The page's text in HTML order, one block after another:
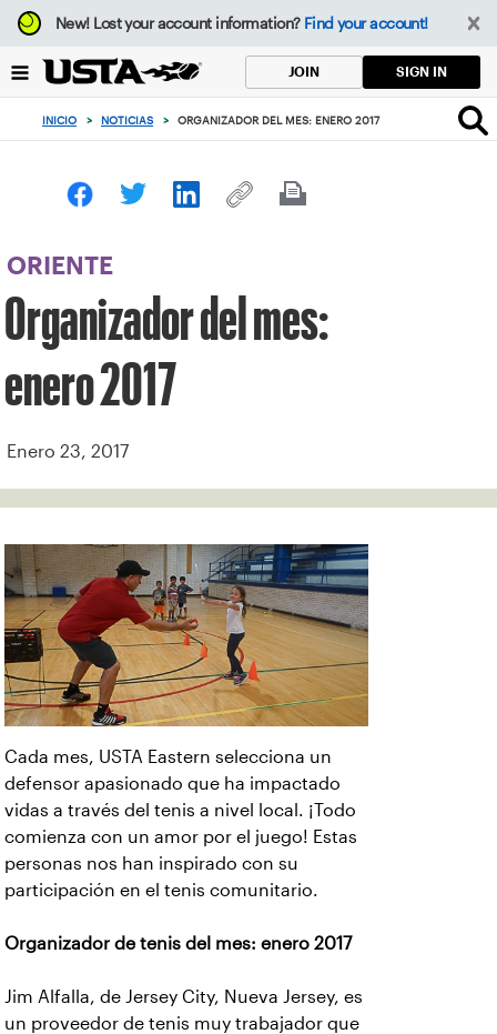
Enfoque
desde
botón
volver
principio
New!Lost your account information? Find your account!
JOIN SIGN IN
INICIO > NOTICIAS > ORGANIZADOR DEL MES: ENERO 2017
ORIENTE
Organizador del mes:
enero 2017
Enero 23, 2017
Cada mes, USTA Eastern selecciona un
defensor apasionado que ha impactado
vidas a través del tenis a nivel local. ¡Todo
comienza con un amor por el juego! Estas
personas nos han inspirado con su
participación en el tenis comunitario.
Organizador de tenis del mes: enero 2017
Jim Alfalla, de Jersey City, Nueva Jersey, es
un proveedor de tenis muy trabajador que